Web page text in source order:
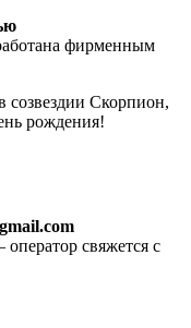
фирменным
созвездии Скорпион,
рождения!
свяжется с